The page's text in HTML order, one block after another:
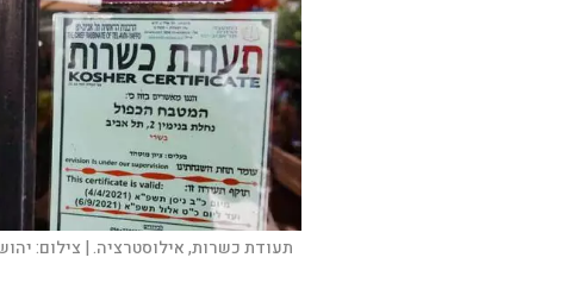
תעודת כשרות, אילוסטרציה. | צילום: